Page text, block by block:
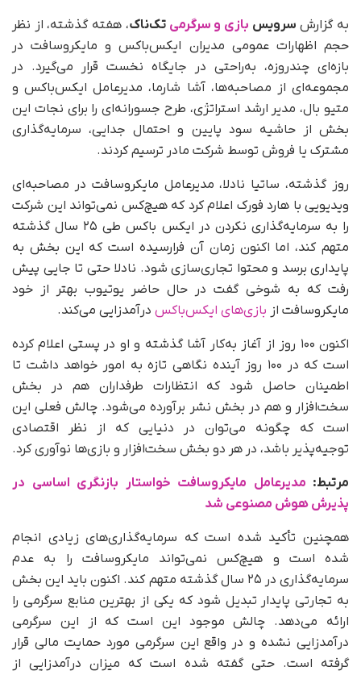
به گزارش سرویس بازی و سرگرمیتک‌ناک، هفته‌ گذشته، از نظر
حجم اظهارات عمومی مدیران ایکس‌باکس و مایکروسافت در
بازه‌ای چندروزه، به‌راحتی در جایگاه نخست قرار می‌گیرد. در
مجموعه‌ای از مصاحبه‌ها، آشا شارما، مدیرعامل ایکس‌باکس و
متیو بال، مدیر ارشد استراتژی، طرح جسورانه‌ای را برای نجات این
بخش از حاشیه سود پایین و احتمال جدایی، سرمایه‌گذاری
مشترک یا فروش توسط شرکت مادر ترسیم کردند.
روز گذشته، ساتیا نادلا، مدیرعامل مایکروسافت در مصاحبه‌ای
ویدیویی با هارد فورک اعلام کرد که هیچ‌کس نمی‌تواند این شرکت
را به سرمایه‌گذاری نکردن در ایکس باکس طی ۲۵ سال گذشته
متهم کند، اما اکنون زمان آن فرارسیده است که این بخش به
پایداری برسد و محتوا تجاری‌سازی شود. نادلا حتی تا جایی پیش
رفت که به شوخی گفت در حال حاضر یوتیوب بهتر از خود
مایکروسافت از بازی‌های ایکس‌باکس درآمدزایی می‌کند.
اکنون ۱۰۰ روز از آغاز به‌کار آشا گذشته و او در پستی اعلام کرده
است که در ۱۰۰ روز آینده نگاهی تازه به امور خواهد داشت تا
اطمینان حاصل شود که انتظارات طرفداران هم در بخش
سخت‌افزار و هم در بخش نشر برآورده می‌شود. چالش فعلی این
است که چگونه می‌توان در دنیایی که از نظر اقتصادی
توجیه‌پذیر باشد، در هر دو بخش سخت‌افزار و بازی‌ها نوآوری کرد.
مرتبط: مدیرعامل مایکروسافت خواستار بازنگری اساسی در
پذیرش هوش مصنوعی شد
همچنین تأکید شده است که سرمایه‌گذاری‌های زیادی انجام
شده است و هیچ‌کس نمی‌تواند مایکروسافت را به عدم
سرمایه‌گذاری در ۲۵ سال گذشته متهم کند. اکنون باید این بخش
به تجارتی پایدار تبدیل شود که یکی از بهترین منابع سرگرمی را
ارائه می‌دهد. چالش موجود این است که از این سرگرمی
درآمدزایی نشده و در واقع این سرگرمی مورد حمایت مالی قرار
گرفته است. حتی گفته شده است که میزان درآمدزایی از